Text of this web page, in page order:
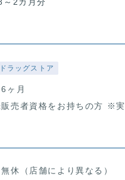
ラッグストア
ヶ月
販売者資格をお持ちの方 ※
休（店舗により異なる）